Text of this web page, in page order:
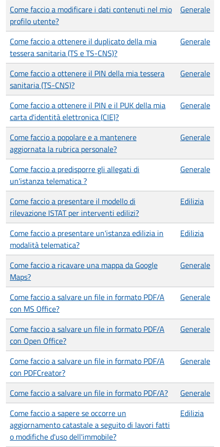
Come faccio a modificare i dati contenuti nel mio
profilo utente?
Generale
Come faccio a ottenere il duplicato della mia
tessera sanitaria (TS e TS-CNS)?
Generale
Come faccio a ottenere il PIN della mia tessera
sanitaria (TS-CNS)?
Generale
Come faccio a ottenere il PIN e il PUK della mia
carta d'identità elettronica (CIE)?
Generale
Come faccio a popolare e a mantenere
aggiornata la rubrica personale?
Generale
Come faccio a predisporre gli allegati di
un'istanza telematica ?
Generale
Come faccio a presentare il modello di
rilevazione ISTAT per interventi edilizi?
Edilizia
Come faccio a presentare un'istanza edilizia in
modalità telematica?
Edilizia
Come faccio a ricavare una mappa da Google
Maps?
Generale
Come faccio a salvare un file in formato PDF/A
con MS Office?
Generale
Come faccio a salvare un file in formato PDF/A
con Open Office?
Generale
Come faccio a salvare un file in formato PDF/A
con PDFCreator?
Generale
Come faccio a salvare un file in formato PDF/A?
Generale
Come faccio a sapere se occorre un
aggiornamento catastale a seguito di lavori fatti
o modifiche d'uso dell'immobile?
Edilizia